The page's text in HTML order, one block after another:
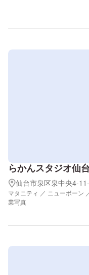
らかんスタジオ仙
仙台市泉区泉中央4-
マタニティ ／ ニューボーン
業写真